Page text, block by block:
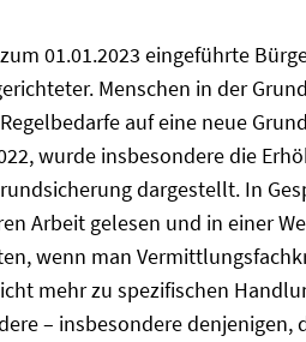
01.01.2023 eingeführte
Menschen in der
auf eine neue
wurde insbesondere die
dargestellt. In
Arbeit gelesen und in einer
wenn man
mehr zu spezifischen
– insbesondere denjenigen,